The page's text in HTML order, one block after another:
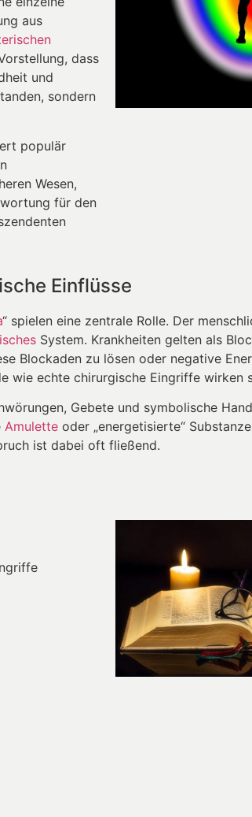
aus
dass
und
sondern
populär
Wesen,
für den
Einflüsse
“ spielen eine zentrale Rolle. Der
System. Krankheiten gelten als
Blockaden zu lösen oder negative
wie echte chirurgische Eingriffe wirken
Gebete und symbolische
Amulette oder „energetisierte“
ist dabei oft fließend.